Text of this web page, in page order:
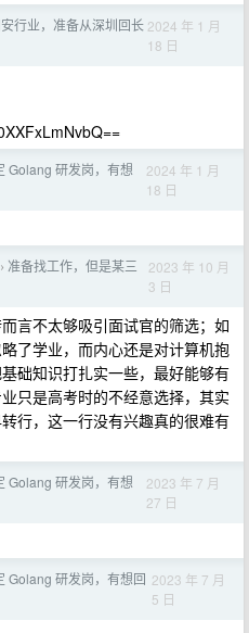
行业，准备从深圳回长 2024 年 1 月
18 日
Golang 研发岗，有想
2024 年 1 月
18 日
› 准备找工作，但是某三
2023 年 10 月
3 日
言不太够吸引面试官的筛选；如
了学业，而内心还是对计算机抱
础知识打扎实一些，最好能够有
只是高考时的不经意选择，其实
行，这一行没有兴趣真的很难有
Golang 研发岗，有想
2023 年 7 月
27 日
Golang 研发岗，有想回 2023 年 7 月
5 日